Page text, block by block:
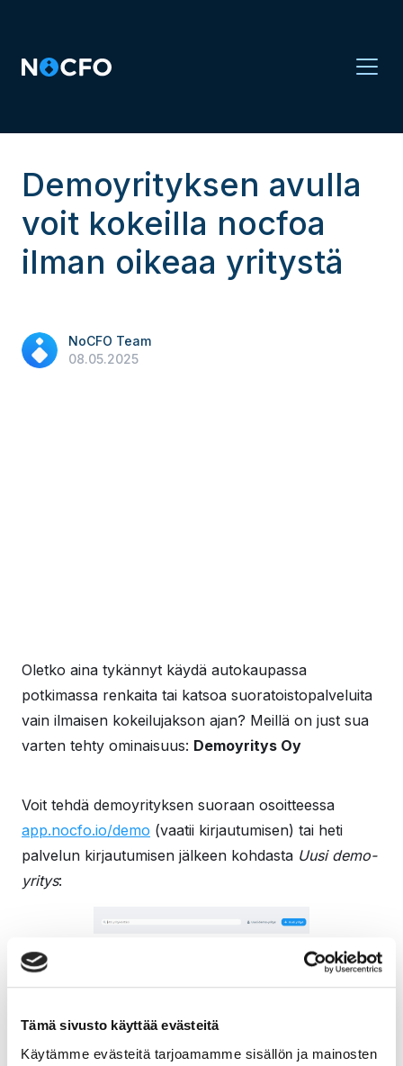
Tämä sivusto käyttää evästeitä
Käytämme evästeitä tarjoamamme sisällön ja mainosten
Demoyrityksen avulla
voit kokeilla nocfoa
ilman oikeaa yritystä
NoCFO Team
08.05.2025
Oletko aina tykännyt käydä autokaupassa
potkimassa renkaita tai katsoa suoratoistopalveluita
vain ilmaisen kokeilujakson ajan? Meillä on just sua
varten tehty ominaisuus: Demoyritys Oy
Voit tehdä demoyrityksen suoraan osoitteessa
app.nocfo.io/demo (vaatii kirjautumisen) tai heti
palvelun kirjautumisen jälkeen kohdasta Uusi demo-
yritys:
tunnusta) täysin vapaasti. Demoyritys on aina
Osakeyhtiö, joka on oletuksena